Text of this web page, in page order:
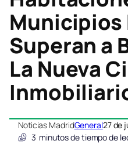
Municipios
Superan a
La Nueva
Noticias MadridGeneral27 de
3 minutos de tiempo de